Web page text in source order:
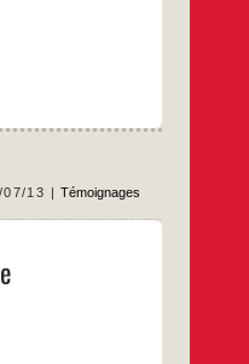
07/13 Témoignages
national de l’UJFP
Argenteuil : c’est
du 22.